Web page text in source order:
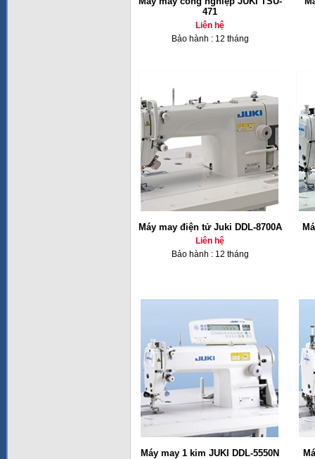
471
Liên hệ
Bảo hành : 12 tháng
Máy may điện tử Juki DDL-8700A
Liên hệ
Bảo hành : 12 tháng
Máy may 1 kim JUKI DDL-5550N